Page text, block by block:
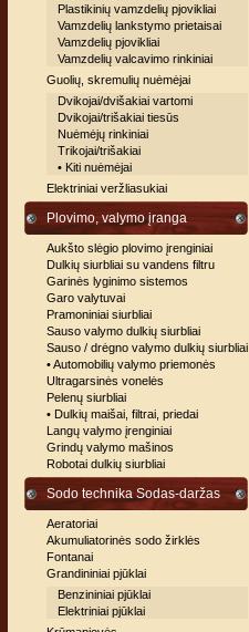
Plastikinių vamzdelių pjovikliai
Vamzdelių lankstymo prietaisai
Vamzdelių pjovikliai
Vamzdelių valcavimo rinkiniai
Guolių, skremulių nuėmėjai
Dvikojai/dvišakiai vartomi
Dvikojai/trišakiai tiesūs
Nuėmėjų rinkiniai
Trikojai/trišakiai
• Kiti nuėmėjai
Elektriniai veržliasukiai
Plovimo, valymo įranga
Aukšto slėgio plovimo įrenginiai
Dulkių siurbliai su vandens filtru
Garinės lyginimo sistemos
Garo valytuvai
Pramoniniai siurbliai
Sauso valymo dulkių siurbliai
Sauso / drėgno valymo dulkių siurbliai
• Automobilių valymo priemonės
Ultragarsinės vonelės
Pelenų siurbliai
• Dulkių maišai, filtrai, priedai
Langų valymo įrenginiai
Grindų valymo mašinos
Robotai dulkių siurbliai
Sodo technika Sodas-daržas
Aeratoriai
Akumuliatorinės sodo žirklės
Fontanai
Grandininiai pjūklai
Benzininiai pjūklai
Elektriniai pjūklai